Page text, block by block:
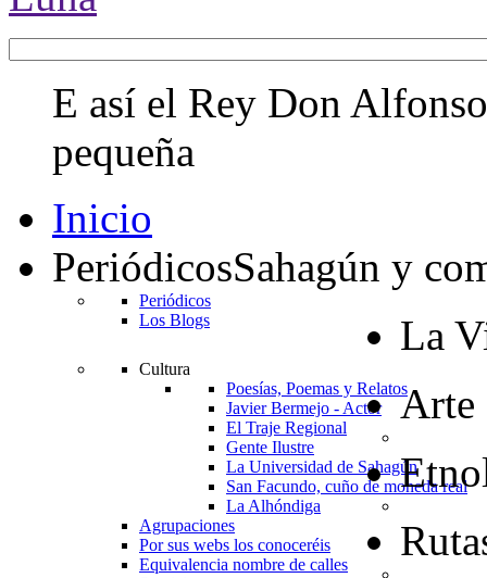
E así el Rey Don
pequeña
Inicio
PeriódicosSahagún y
Periódicos
Los Blogs
La
Cultura
Poesías, Poemas y Relatos
Javier Bermejo - Actor
El Traje Regional
Gente Ilustre
La Universidad de Sahagún
San Facundo, cuño de moneda real
La Alhóndiga
Agrupaciones
Por sus webs los conoceréis
Equivalencia nombre de calles
Arte